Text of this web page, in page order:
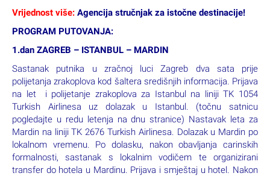
Vrijednost više: Agencija stručnjak za istočne destinacije!
PROGRAM PUTOVANJA:
1.dan ZAGREB – ISTANBUL – MARDIN
Sastanak putnika u zračnoj luci Zagreb dva sata prije
polijetanja zrakoplova kod šaltera središnjih informacija. Prijava
na let i polijetanje zrakoplova za Istanbul na liniji TK 1054
Turkish Airlinesa uz dolazak u Istanbul. (točnu satnicu
pogledajte u redu letenja na dnu stranice) Nastavak leta za
Mardin na liniji TK 2676 Turkish Airlinesa. Dolazak u Mardin po
lokalnom vremenu. Po dolasku, nakon obavljanja carinskih
formalnosti, sastanak s lokalnim vodičem te organizirani
transfer do hotela u Mardinu. Prijava i smještaj u hotel. Nakon